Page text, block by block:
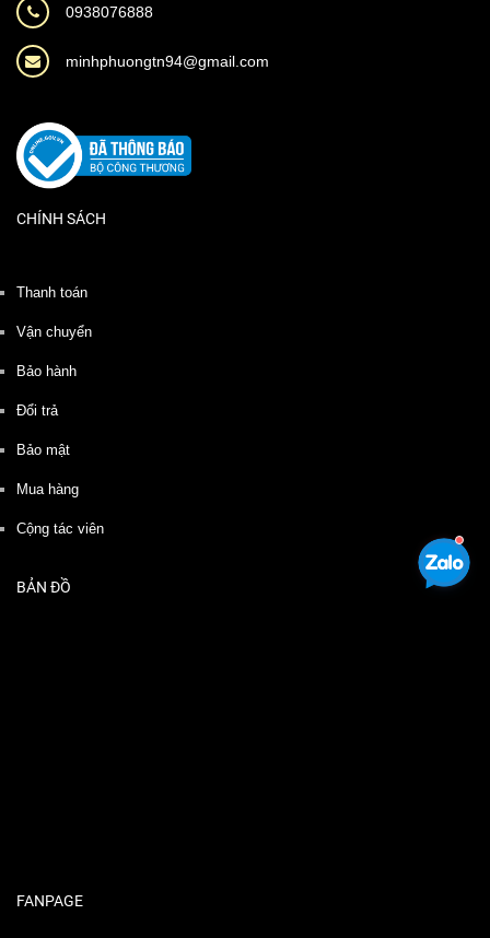
0938076888
minhphuongtn94@gmail.com
CHÍNH SÁCH
Thanh toán
Vận chuyển
Bảo hành
Đổi trả
Bảo mật
Mua hàng
Cộng tác viên
BẢN ĐỒ
FANPAGE